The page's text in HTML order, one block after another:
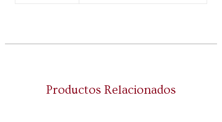
Productos Relacionados